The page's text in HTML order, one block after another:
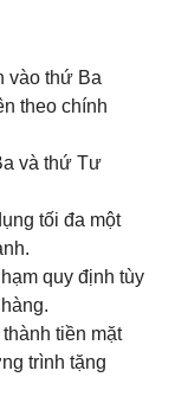
vào thứ Ba
theo chính
và thứ Tư
tối đa một
quy định tùy
tiền mặt
trình tặng